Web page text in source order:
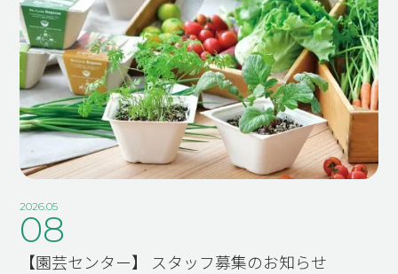
2026.05
08
【園芸センター】 スタッフ募集のお知らせ